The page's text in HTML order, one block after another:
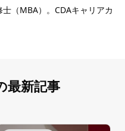
（MBA）。CDAキャリアカ
最新記事